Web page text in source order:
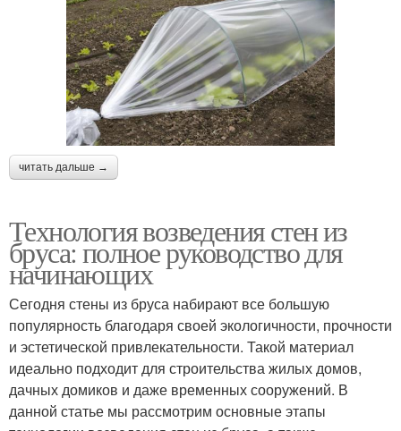
читать дальше →
Технология возведения стен из
бруса: полное руководство для
начинающих
Сегодня стены из бруса набирают все большую
популярность благодаря своей экологичности, прочности
и эстетической привлекательности. Такой материал
идеально подходит для строительства жилых домов,
дачных домиков и даже временных сооружений. В
данной статье мы рассмотрим основные этапы